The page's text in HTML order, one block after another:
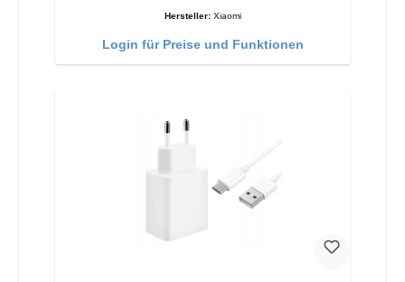
Weiss
Hersteller: Xiaomi
Login für Preise und Funktionen